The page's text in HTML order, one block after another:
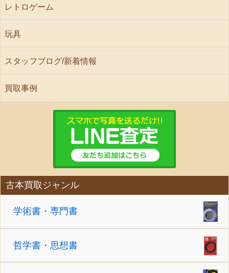
レトロゲーム
玩具
スタッフブログ/新着情報
買取事例
古本買取ジャンル
学術書・専門書
哲学書・思想書